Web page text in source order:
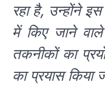
रहा है, उन्होंने इस
में किए जाने वाले
तकनीकों का
का प्रयास किया